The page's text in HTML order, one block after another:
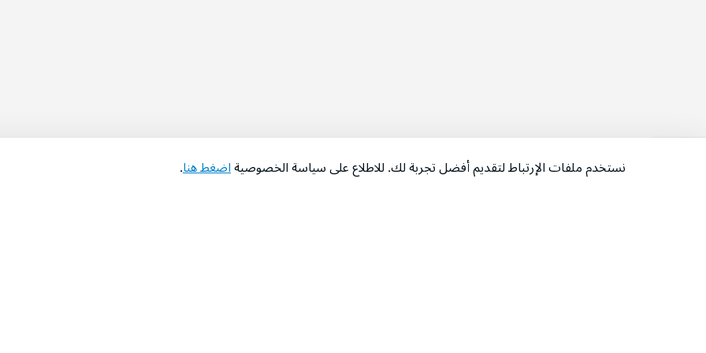
نستخدم ملفات الإرتباط لتقديم أفضل تجربة لك. للاطلاع على سياسة الخصوصيةاضغط هنا.